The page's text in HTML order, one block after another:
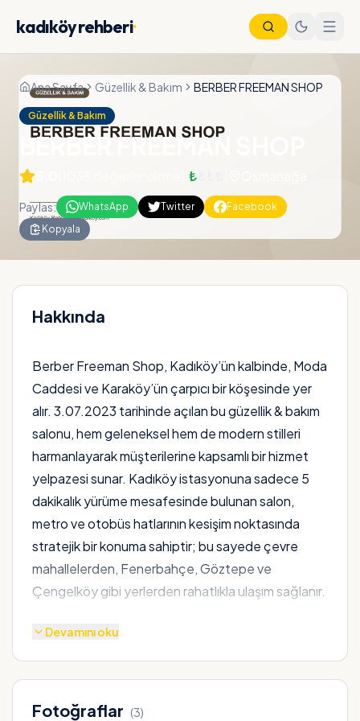
kadıköy rehberi·
Nöbetçi Eczane Vapur Saatleri
Ana Sayfa Güzellik & Bakım BERBER FREEMAN SHOP
Güzellik & Bakım
BERBER FREEMAN SHOP
₺
Paylas: WhatsApp Twitter
Facebook
Kopyala
Hakkında
Berber Freeman Shop, Kadıköy’ün kalbinde, Moda
Caddesi ve Karaköy’ün çarpıcı bir köşesinde yer
alır. 3.07.2023 tarihinde açılan bu güzellik & bakım
salonu, hem geleneksel hem de modern stilleri
harmanlayarak müşterilerine kapsamlı bir hizmet
yelpazesi sunar. Kadıköy istasyonuna sadece 5
dakikalık yürüme mesafesinde bulunan salon,
metro ve otobüs hatlarının kesişim noktasında
stratejik bir konuma sahiptir; bu sayede çevre
mahallelerden, Fenerbahçe, Göztepe ve
Çengelköy gibi yerlerden rahatlıkla ulaşım sağlanır.
Hizmet menüsü, klasik berber kesimlerinden,
Devamını oku
Fotoğraflar (3)